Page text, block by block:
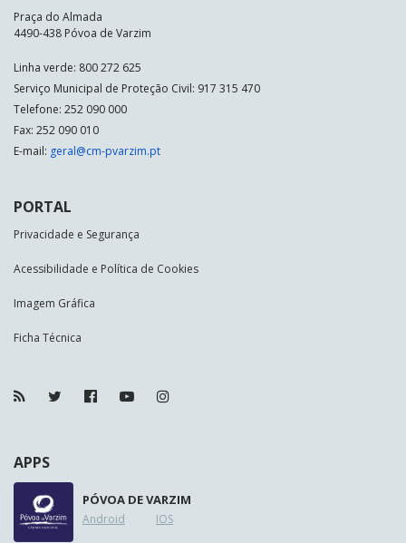
Praça do Almada
4490-438 Póvoa de Varzim
Linha verde: 800 272 625
Serviço Municipal de Proteção Civil: 917 315 470
Telefone: 252 090 000
Fax: 252 090 010
E-mail: geral@cm-pvarzim.pt
PORTAL
Privacidade e Segurança
Acessibilidade e Política de Cookies
Imagem Gráfica
Ficha Técnica
APPS
PÓVOA DE VARZIM
Android IOS